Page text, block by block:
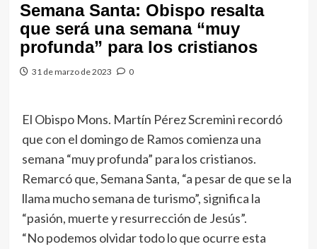
Semana Santa: Obispo resalta
que será una semana “muy
profunda” para los cristianos
31 de marzo de 2023 0
El Obispo Mons. Martín Pérez Scremini recordó
que con el domingo de Ramos comienza una
semana “muy profunda” para los cristianos.
Remarcó que, Semana Santa, “a pesar de que se la
llama mucho semana de turismo”, significa la
“pasión, muerte y resurrección de Jesús”.
“No podemos olvidar todo lo que ocurre esta